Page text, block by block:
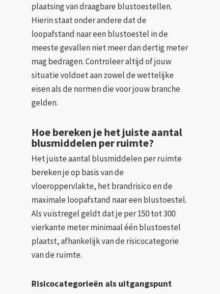
plaatsing van draagbare blustoestellen.
Hierin staat onder andere dat de
loopafstand naar een blustoestel in de
meeste gevallen niet meer dan dertig meter
mag bedragen. Controleer altijd of jouw
situatie voldoet aan zowel de wettelijke
eisen als de normen die voor jouw branche
gelden.
Hoe bereken je het juiste aantal
blusmiddelen per ruimte?
Het juiste aantal blusmiddelen per ruimte
bereken je op basis van de
vloeroppervlakte, het brandrisico en de
maximale loopafstand naar een blustoestel.
Als vuistregel geldt dat je per 150 tot 300
vierkante meter minimaal één blustoestel
plaatst, afhankelijk van de risicocategorie
van de ruimte.
Risicocategorieën als uitgangspunt